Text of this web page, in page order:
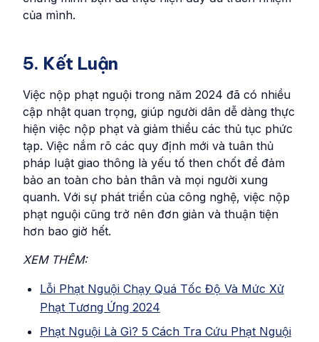
của mình.
5. Kết Luận
Việc nộp phạt nguội trong năm 2024 đã có nhiều
cập nhật quan trọng, giúp người dân dễ dàng thực
hiện việc nộp phạt và giảm thiểu các thủ tục phức
tạp. Việc nắm rõ các quy định mới và tuân thủ
pháp luật giao thông là yếu tố then chốt để đảm
bảo an toàn cho bản thân và mọi người xung
quanh. Với sự phát triển của công nghệ, việc nộp
phạt nguội cũng trở nên đơn giản và thuận tiện
hơn bao giờ hết.
XEM THÊM:
Lỗi Phạt Nguội Chạy Quá Tốc Độ Và Mức Xử
Phạt Tương Ứng 2024
Phạt Nguội Là Gì? 5 Cách Tra Cứu Phạt Nguội